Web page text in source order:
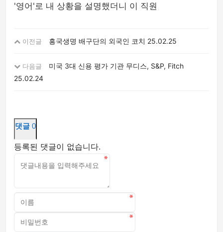
'영어'로 내 상황을 설명했더니 이 직원
이전글 흥국생명 배구단의 외국인 코치 25.02.25
다음글
미국 3대 신용 평가 기관 무디스, S&P, Fitch
25.02.24
댓글 0
등록된 댓글이 없습니다.